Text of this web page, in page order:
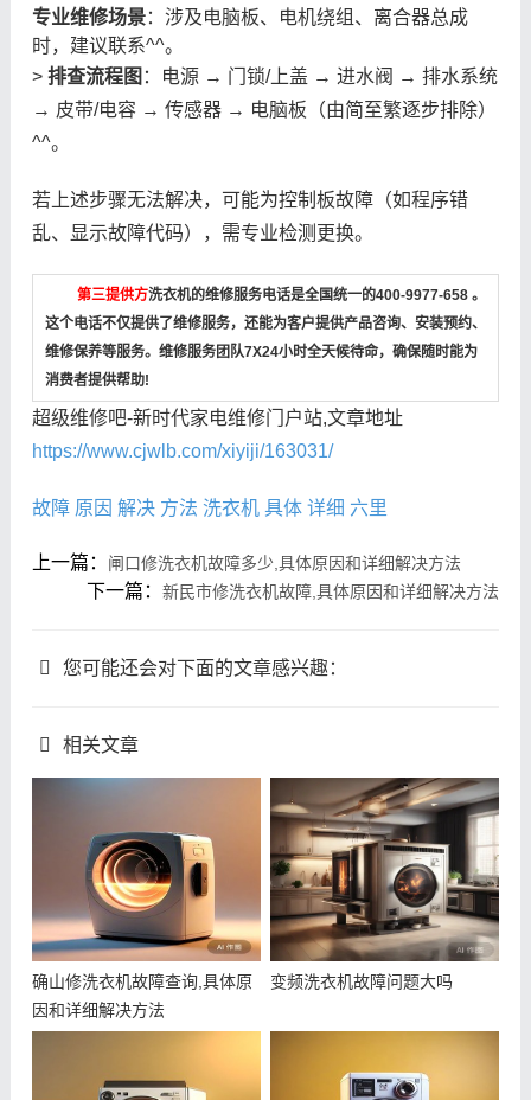
专业维修场景：涉及电脑板、电机绕组、离合器总成
时，建议联系^^。
> 排查流程图 ：电源 → 门锁/上盖 → 进水阀 → 排水系统
→ 皮带/电容 → 传感器 → 电脑板（由简至繁逐步排除）
^^。
若上述步骤无法解决，可能为控制板故障（如程序错
乱、显示故障代码），需专业检测更换。
第三提供方洗衣机的维修服务电话是全国统一的400-9977-658 。
这个电话不仅提供了维修服务，还能为客户提供产品咨询、安装预约、
维修保养等服务。维修服务团队7X24小时全天候待命，确保随时能为
消费者提供帮助!
超级维修吧-新时代家电维修门户站,文章地址
https://www.cjwlb.com/xiyiji/163031/
故障 原因 解决 方法 洗衣机 具体 详细 六里
上一篇： 闸口修洗衣机故障多少,具体原因和详细解决方法
下一篇：新民市修洗衣机故障,具体原因和详细解决方法
您可能还会对下面的文章感兴趣：
相关文章
确山修洗衣机故障查询,具体原
因和详细解决方法
变频洗衣机故障问题大吗